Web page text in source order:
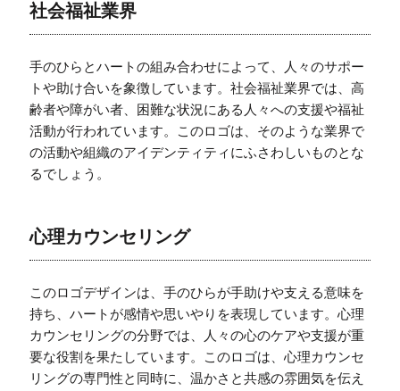
社会福祉業界
手のひらとハートの組み合わせによって、人々のサポー
トや助け合いを象徴しています。社会福祉業界では、高
齢者や障がい者、困難な状況にある人々への支援や福祉
活動が行われています。このロゴは、そのような業界で
の活動や組織のアイデンティティにふさわしいものとな
るでしょう。
心理カウンセリング
このロゴデザインは、手のひらが手助けや支える意味を
持ち、ハートが感情や思いやりを表現しています。心理
カウンセリングの分野では、人々の心のケアや支援が重
要な役割を果たしています。このロゴは、心理カウンセ
リングの専門性と同時に、温かさと共感の雰囲気を伝え